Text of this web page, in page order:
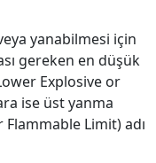
yanabilmesi için
gereken en düşük
Explosive or
ise üst yanma
Flammable Limit) adı